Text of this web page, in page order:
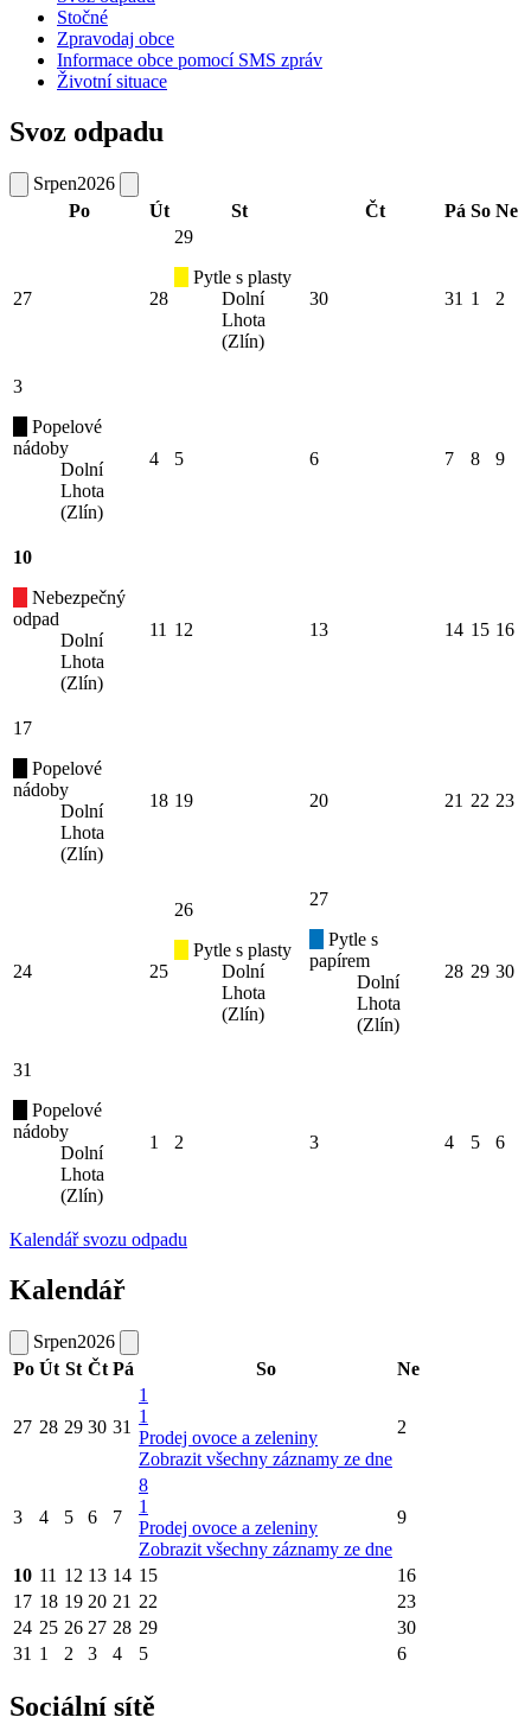
Stočné
Zpravodaj obce
Informace obce pomocí SMS zpráv
Životní situace
Svoz odpadu
Srpen2026
Po
Út St Čt Pá So Ne
27 28
29
Pytle s plasty
Dolní
Lhota
(Zlín)
30 31 1 2
3
Popelové
nádoby
Dolní
Lhota
(Zlín)
4 5 6 7 8 9
10
Nebezpečný
odpad
Dolní
Lhota
(Zlín)
11 12 13 14 15 16
17
Popelové
nádoby
Dolní
Lhota
(Zlín)
18 19 20 21 22 23
24 25
26
Pytle s plasty
Dolní
Lhota
(Zlín)
27
Pytle s
papírem
Dolní
Lhota
(Zlín)
28 29 30
31
Popelové
nádoby
Dolní
Lhota
(Zlín)
1 2 3 4 5 6
Kalendář svozu odpadu
Kalendář
Srpen2026
Po Út St Čt Pá So Ne
27 28 29 30 31
1
1
Prodej ovoce a zeleniny
Zobrazit všechny záznamy ze dne
2
3 4 5 6 7
8
1
Prodej ovoce a zeleniny
Zobrazit všechny záznamy ze dne
9
10 11 12 13 14 15
16
17 18 19 20 21 22
23
24 25 26 27 28 29
30
31 1 2 3 4 5 6
Sociální sítě